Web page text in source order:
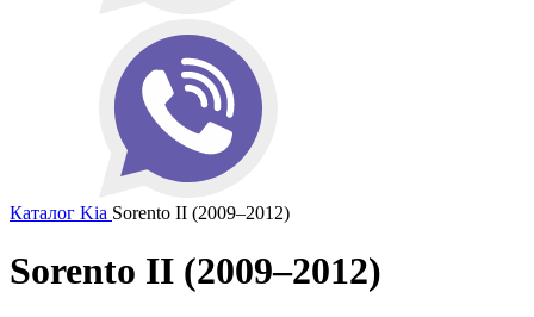
Каталог Kia Sorento II (2009–2012)
Sorento II (2009–2012)